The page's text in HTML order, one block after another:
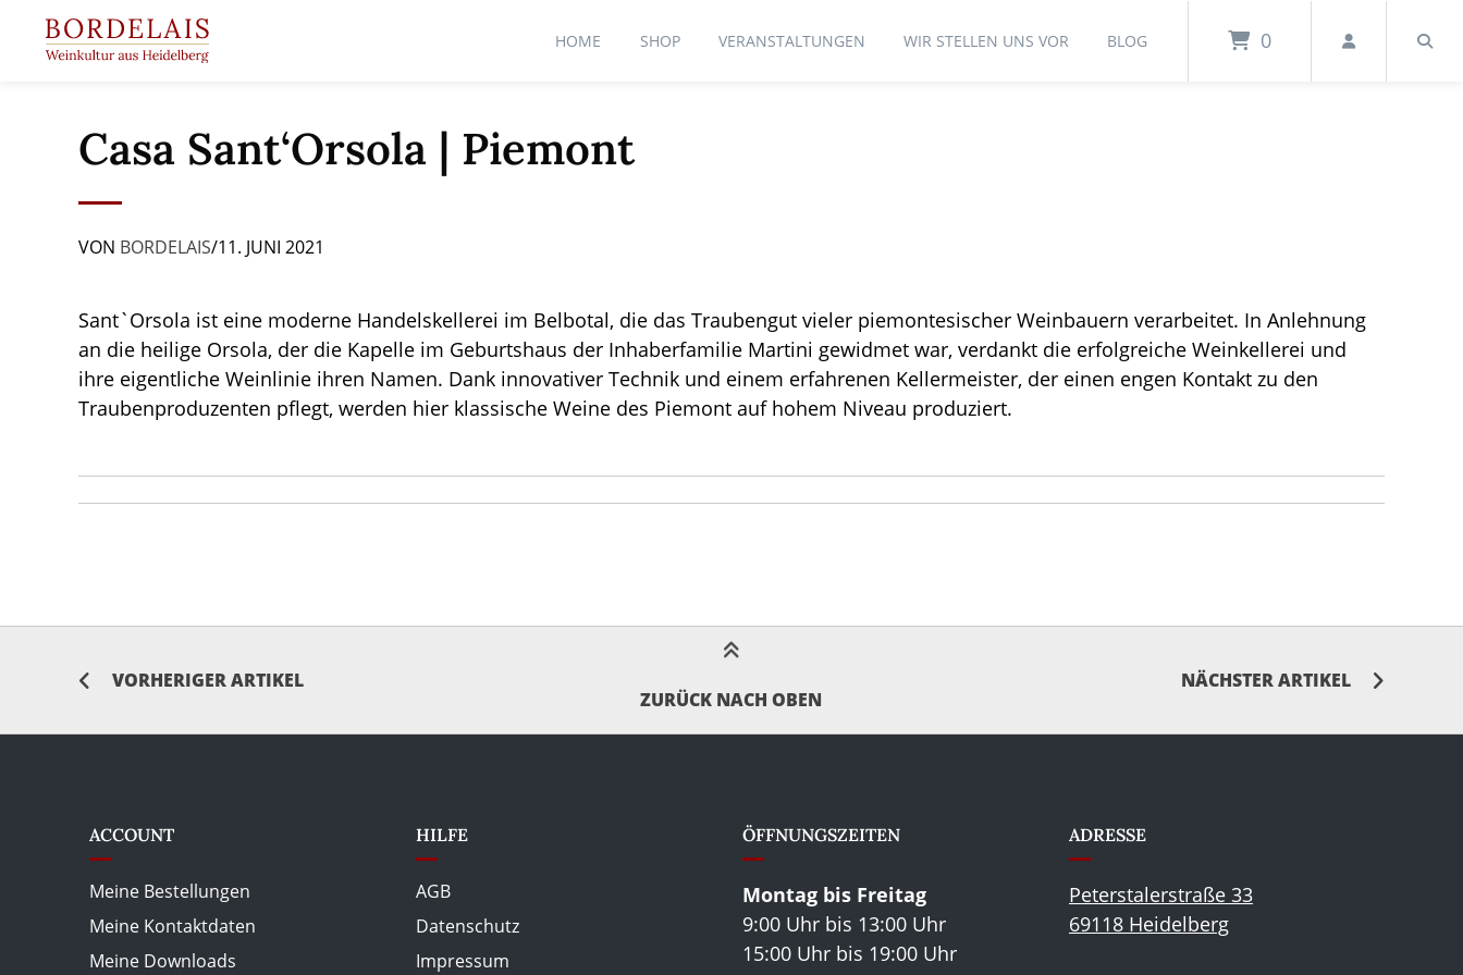
HOME SHOP VERANSTALTUNGEN WIR STELLEN UNS VOR BLOG 0
Casa Sant‘Orsola | Piemont
VON BORDELAIS/11. JUNI 2021
Sant`Orsola ist eine moderne Handelskellerei im Belbotal, die das Traubengut vieler piemontesischer Weinbauern verarbeitet. In Anlehnung
an die heilige Orsola, der die Kapelle im Geburtshaus der Inhaberfamilie Martini gewidmet war, verdankt die erfolgreiche Weinkellerei und
ihre eigentliche Weinlinie ihren Namen. Dank innovativer Technik und einem erfahrenen Kellermeister, der einen engen Kontakt zu den
Traubenproduzenten pflegt, werden hier klassische Weine des Piemont auf hohem Niveau produziert.
VORHERIGER ARTIKEL
NÄCHSTER ARTIKEL
ZURÜCK NACH OBEN
ACCOUNT
Meine Bestellungen
Meine Kontaktdaten
Meine Downloads
HILFE
AGB
Datenschutz
Impressum
ÖFFNUNGSZEITEN
Montag bis Freitag
9:00 Uhr bis 13:00 Uhr
15:00 Uhr bis 19:00 Uhr
ADRESSE
Peterstalerstraße 33
69118 Heidelberg